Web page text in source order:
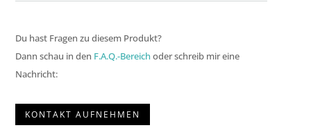
Du hast Fragen zu diesem Produkt?
Dann schau in den F.A.Q.-Bereich oder schreib mir eine
Nachricht:
KONTAKT AUFNEHMEN